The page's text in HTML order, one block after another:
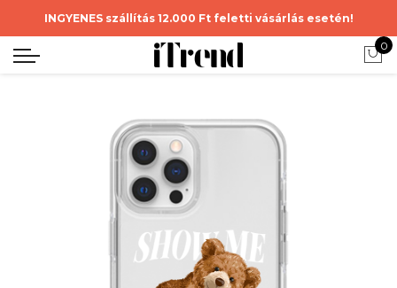
INGYENES szállítás 12.000 Ft feletti vásárlás esetén!
0